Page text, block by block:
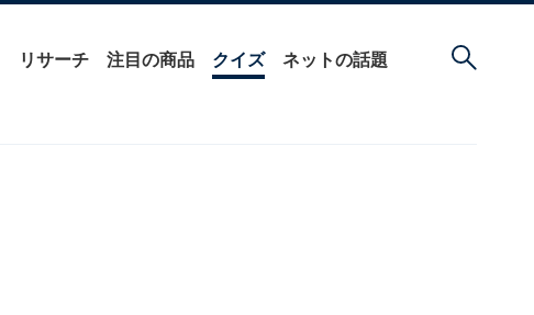
リサーチ 注目の商品 クイズ ネットの話題